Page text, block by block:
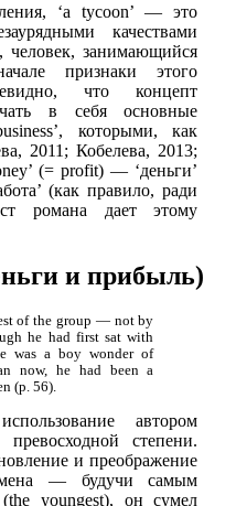
‘a tycoon’ — это
качествами
человек, занимающийся
признаки этого
что концепт
в себя основные
которыми, как
2011; Кобелева, 2013;
(= profit) — ‘деньги’
(как правило, ради
романа дает этому
и прибыль)
of the group — not by
he had first sat with
was a boy wonder of
now, he had been a
(p. 56).
автором
превосходной степени.
и преображение
— будучи самым
youngest), он сумел